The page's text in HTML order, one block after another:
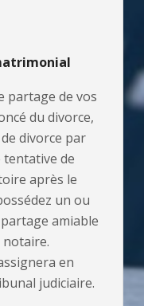
partage de vos
du divorce,
divorce par
de
après le
un ou
amiable
en
judiciaire.